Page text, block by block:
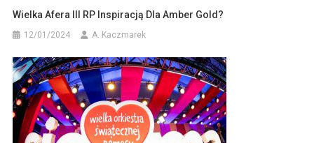
Wielka Afera III RP Inspiracją Dla Amber Gold?
12/01/2024 A. Kaczmarek